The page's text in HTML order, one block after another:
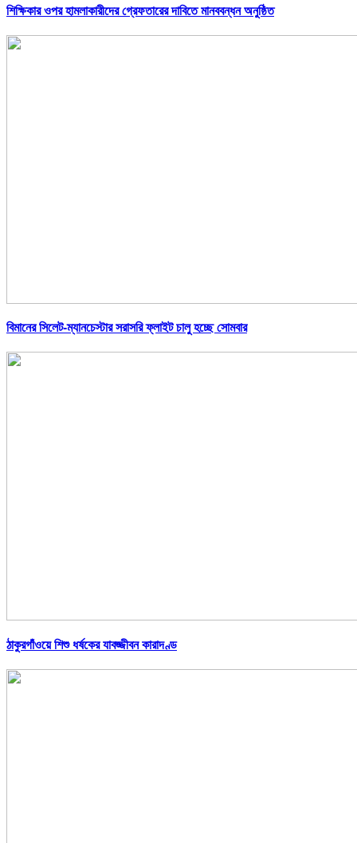
শিক্ষিকার ওপর হামলাকারীদের গ্রেফতারের দাবিতে মানববন্ধন অনুষ্ঠিত
বিমানের সিলেট-ম্যানচেস্টার সরাসরি ফ্লাইট চালু হচ্ছে সোমবার
ঠাকুরগাঁওয়ে শিশু ধর্ষকের যাবজ্জীবন কারাদণ্ড